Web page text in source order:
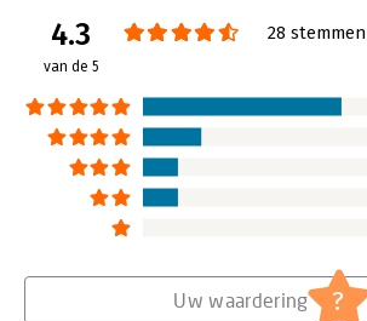
Lees verder
4.3
van de 5
28 stemmen
Uw waardering ?